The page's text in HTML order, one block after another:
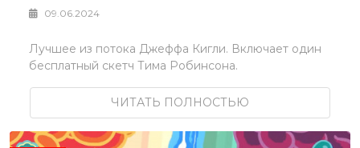
09.06.2024
Лучшее из потока Джеффа Кигли. Включает один
бесплатный скетч Тима Робинсона.
ЧИТАТЬ ПОЛНОСТЬЮ